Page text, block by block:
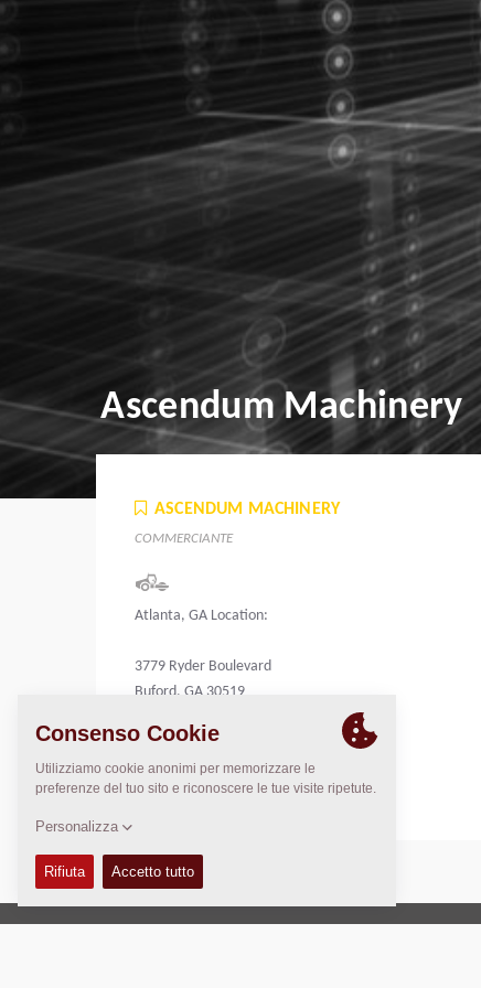
Ascendum Machinery
ASCENDUM MACHINERY
COMMERCIANTE
Atlanta, GA Location:
3779 Ryder Boulevard
Buford, GA 30519
United States